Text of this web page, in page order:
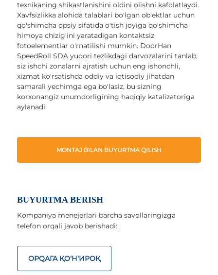
texnikaning shikastlanishini oldini olishni kafolatlaydi.
Xavfsizlikka alohida talablari bo'lgan ob'ektlar uchun
qo'shimcha opsiy sifatida o'tish joyiga qo'shimcha
himoya chizig'ini yaratadigan kontaktsiz
fotoelementlar o'rnatilishi mumkin. DoorHan
SpeedRoll SDA yuqori tezlikdagi darvozalarini tanlab,
siz ishchi zonalarni ajratish uchun eng ishonchli,
xizmat ko'rsatishda oddiy va iqtisodiy jihatdan
samarali yechimga ega bo'lasiz, bu sizning
korxonangiz unumdorligining haqiqiy katalizatoriga
aylanadi.
MONTAJ BILAN BUYURTMA QILISH
BUYURTMA BERISH
Kompaniya menejerlari barcha savollaringizga
telefon orqali javob berishadi::
ОРQАГА ҚO‘Н‘ИРОҚ